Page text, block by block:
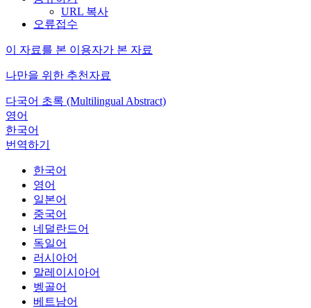
URL 복사
오류접수
이 자료를 본 이용자가 본 자료
나만을 위한 추천자료
다국어 초록 (Multilingual Abstract)
영어
한국어
번역하기
한국어
영어
일본어
중국어
네덜란드어
독일어
러시아어
말레이시아어
벵골어
베트남어